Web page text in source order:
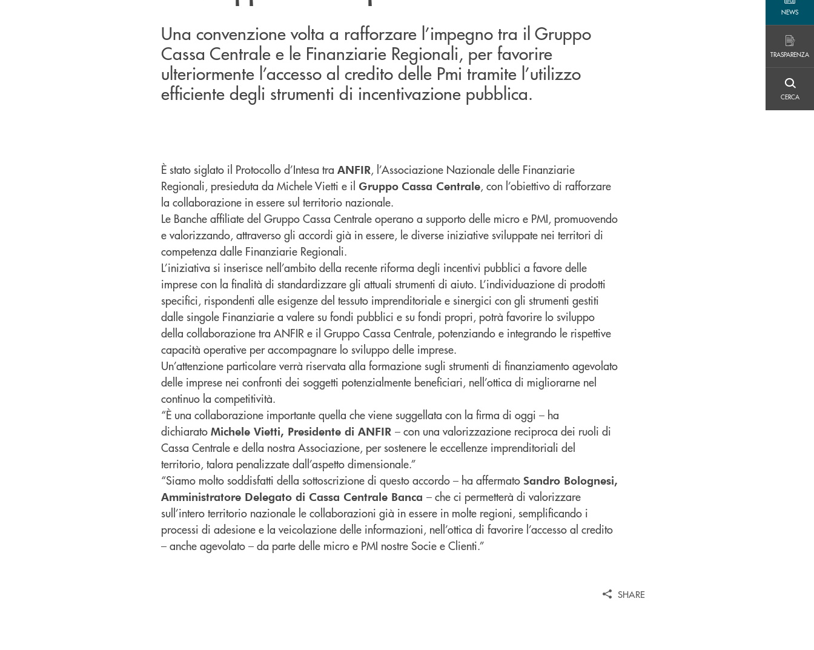
NEWS
TRASPARENZA
CERCA
Una convenzione volta a rafforzare l’impegno tra il Gruppo
Cassa Centrale e le Finanziarie Regionali, per favorire
ulteriormente l’accesso al credito delle Pmi tramite l’utilizzo
efficiente degli strumenti di incentivazione pubblica.
È stato siglato il Protocollo d’Intesa tra ANFIR, l’Associazione Nazionale delle Finanziarie
Regionali, presieduta da Michele Vietti e il Gruppo Cassa Centrale, con l’obiettivo di rafforzare
la collaborazione in essere sul territorio nazionale.
Le Banche affiliate del Gruppo Cassa Centrale operano a supporto delle micro e PMI, promuovendo
e valorizzando, attraverso gli accordi già in essere, le diverse iniziative sviluppate nei territori di
competenza dalle Finanziarie Regionali.
L’iniziativa si inserisce nell’ambito della recente riforma degli incentivi pubblici a favore delle
imprese con la finalità di standardizzare gli attuali strumenti di aiuto. L’individuazione di prodotti
specifici, rispondenti alle esigenze del tessuto imprenditoriale e sinergici con gli strumenti gestiti
dalle singole Finanziarie a valere su fondi pubblici e su fondi propri, potrà favorire lo sviluppo
della collaborazione tra ANFIR e il Gruppo Cassa Centrale, potenziando e integrando le rispettive
capacità operative per accompagnare lo sviluppo delle imprese.
Un’attenzione particolare verrà riservata alla formazione sugli strumenti di finanziamento agevolato
delle imprese nei confronti dei soggetti potenzialmente beneficiari, nell’ottica di migliorarne nel
continuo la competitività.
“È una collaborazione importante quella che viene suggellata con la firma di oggi – ha
dichiarato Michele Vietti, Presidente di ANFIR – con una valorizzazione reciproca dei ruoli di
Cassa Centrale e della nostra Associazione, per sostenere le eccellenze imprenditoriali del
territorio, talora penalizzate dall’aspetto dimensionale.”
“Siamo molto soddisfatti della sottoscrizione di questo accordo – ha affermato Sandro Bolognesi,
Amministratore Delegato di Cassa Centrale Banca – che ci permetterà di valorizzare
sull’intero territorio nazionale le collaborazioni già in essere in molte regioni, semplificando i
processi di adesione e la veicolazione delle informazioni, nell’ottica di favorire l’accesso al credito
– anche agevolato – da parte delle micro e PMI nostre Socie e Clienti.”
SHARE